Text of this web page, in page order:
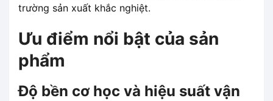
trường sản xuất khắc nghiệt.
Ưu điểm nổi bật của sản
phẩm
Độ bền cơ học và hiệu suất vận